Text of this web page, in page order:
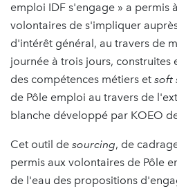
emploi IDF s'engage » a permis
volontaires de s'impliquer
d'intérêt général, au travers de
journée à trois jours, construites
des compétences métiers et soft
de Pôle emploi au travers de
blanche développé par KOEO
Cet outil de sourcing, de
permis aux volontaires de Pôle
de l'eau des propositions